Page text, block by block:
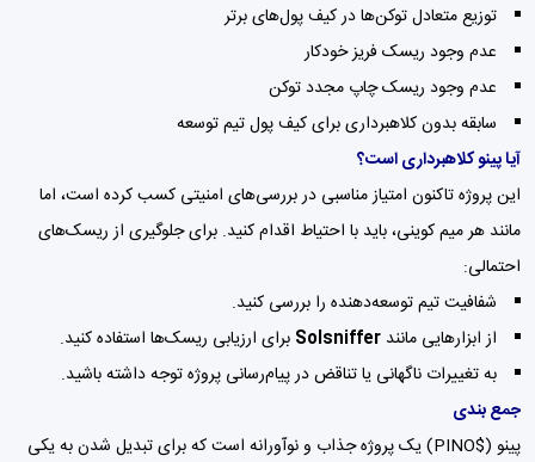
توزیع متعادل توکن‌ها در کیف پول‌های برتر
عدم وجود ریسک فریز خودکار
عدم وجود ریسک چاپ مجدد توکن
سابقه بدون کلاهبرداری برای کیف پول تیم توسعه
آیا پینو کلاهبرداری است؟
این پروژه تاکنون امتیاز مناسبی در بررسی‌های امنیتی کسب کرده است، اما
مانند هر میم کوینی، باید با احتیاط اقدام کنید. برای جلوگیری از ریسک‌های
احتمالی:
شفافیت تیم توسعه‌دهنده را بررسی کنید.
از ابزارهایی مانند Solsniffer برای ارزیابی ریسک‌ها استفاده کنید.
به تغییرات ناگهانی یا تناقض در پیام‌رسانی پروژه توجه داشته باشید.
جمع بندی
پینو ($PINO) یک پروژه جذاب و نوآورانه است که برای تبدیل شدن به یکی